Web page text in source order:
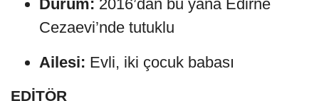
Durum: 2016’dan bu yana Edirne
Cezaevi’nde tutuklu
Ailesi: Evli, iki çocuk babası
EDİTÖR